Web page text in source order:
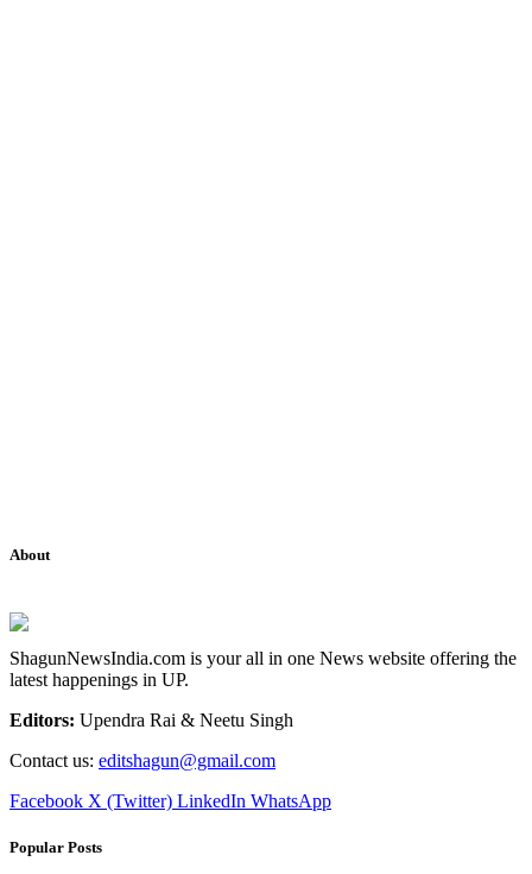
About
ShagunNewsIndia.com is your all in one News website offering the
latest happenings in UP.
Editors: Upendra Rai & Neetu Singh
Contact us: editshagun@gmail.com
Facebook X (Twitter) LinkedIn WhatsApp
Popular Posts